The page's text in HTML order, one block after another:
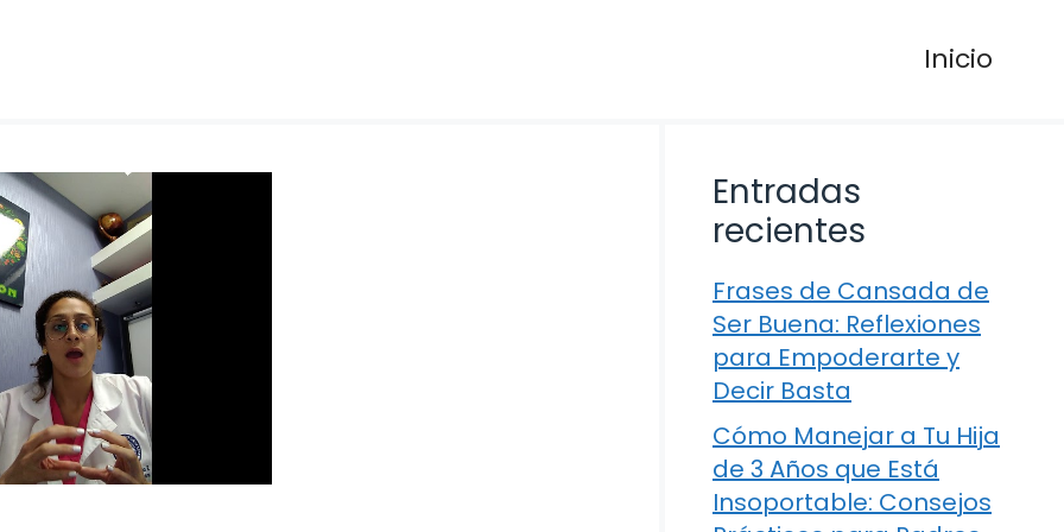
Inicio
Entradas
recientes
Frases de Cansada de
Ser Buena: Reflexiones
para Empoderarte y
Decir Basta
Cómo Manejar a Tu Hija
de 3 Años que Está
Insoportable: Consejos